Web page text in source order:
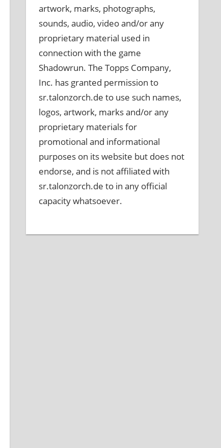
artwork, marks, photographs,
sounds, audio, video and/or any
proprietary material used in
connection with the game
Shadowrun. The Topps Company,
Inc. has granted permission to
sr.talonzorch.de to use such names,
logos, artwork, marks and/or any
proprietary materials for
promotional and informational
purposes on its website but does not
endorse, and is not affiliated with
sr.talonzorch.de to in any official
capacity whatsoever.